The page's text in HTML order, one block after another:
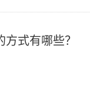
方式有哪些？